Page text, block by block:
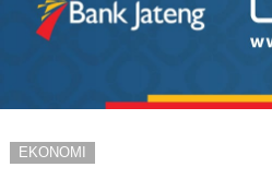
EKONOMI